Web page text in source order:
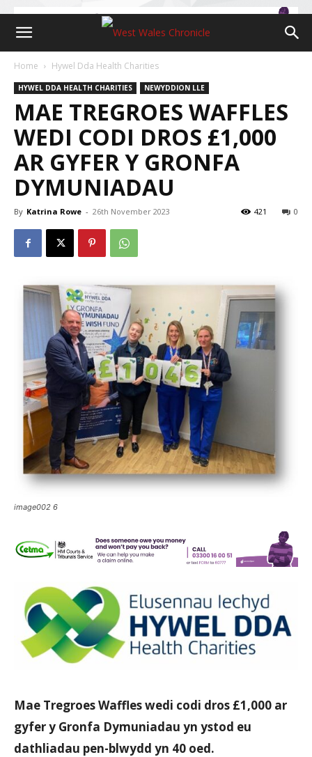
Home Hywel Dda Health Charities
HYWEL DDA HEALTH CHARITIES NEWYDDION LLE
MAE TREGROES WAFFLES
WEDI CODI DROS £1,000
AR GYFER Y GRONFA
DYMUNIADAU
By Katrina Rowe - 26th November 2023 0
421
image002 6
Mae Tregroes Waffles wedi codi dros £1,000 ar
gyfer y Gronfa Dymuniadau yn ystod eu
dathliadau pen-blwydd yn 40 oed.